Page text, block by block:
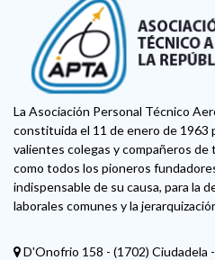
La Asociación Personal Técnico
constituida el 11 de enero de 1963
valientes colegas y compañeros de
como todos los pioneros
indispensable de su causa, para la
laborales comunes y la
D'Onofrio 158 - (1702) Ciudadela